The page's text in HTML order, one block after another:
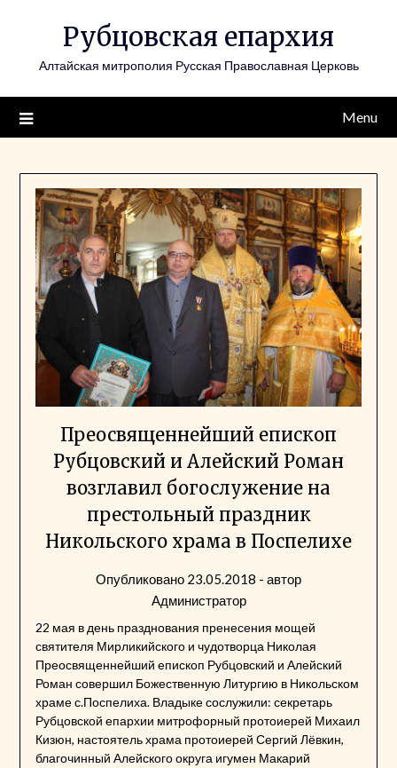
Рубцовская епархия
Алтайская митрополия Русская Православная Церковь
Menu
Преосвященнейший епископ
Рубцовский и Алейский Роман
возглавил богослужение на
престольный праздник
Никольского храма в Поспелихе
Опубликовано 23.05.2018 - автор
Администратор
22 мая в день празднования пренесения мощей
святителя Мирликийского и чудотворца Николая
Преосвященнейший епископ Рубцовский и Алейский
Роман совершил Божественную Литургию в Никольском
храме с.Поспелиха. Владыке сослужили: секретарь
Рубцовской епархии митрофорный протоиерей Михаил
Кизюн, настоятель храма протоиерей Сергий Лёвкин,
благочинный Алейского округа игумен Макарий